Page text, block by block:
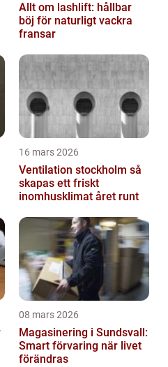
Allt om lashlift: hållbar
böj för naturligt vackra
fransar
16 mars 2026
Ventilation stockholm så
skapas ett friskt
inomhusklimat året runt
08 mars 2026
Magasinering i Sundsvall:
Smart förvaring när livet
förändras